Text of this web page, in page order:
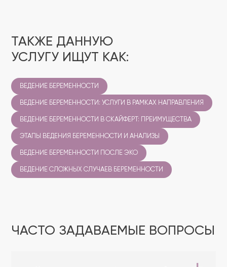
ТАКЖЕ ДАННУЮ
УСЛУГУ ИЩУТ КАК:
ВЕДЕНИЕ БЕРЕМЕННОСТИ
ВЕДЕНИЕ БЕРЕМЕННОСТИ: УСЛУГИ В РАМКАХ НАПРАВЛЕНИЯ
ВЕДЕНИЕ БЕРЕМЕННОСТИ В СКАЙФЕРТ: ПРЕИМУЩЕСТВА
ЭТАПЫ ВЕДЕНИЯ БЕРЕМЕННОСТИ И АНАЛИЗЫ
ВЕДЕНИЕ БЕРЕМЕННОСТИ ПОСЛЕ ЭКО
ВЕДЕНИЕ СЛОЖНЫХ СЛУЧАЕВ БЕРЕМЕННОСТИ
ЧАСТО ЗАДАВАЕМЫЕ ВОПРОСЫ